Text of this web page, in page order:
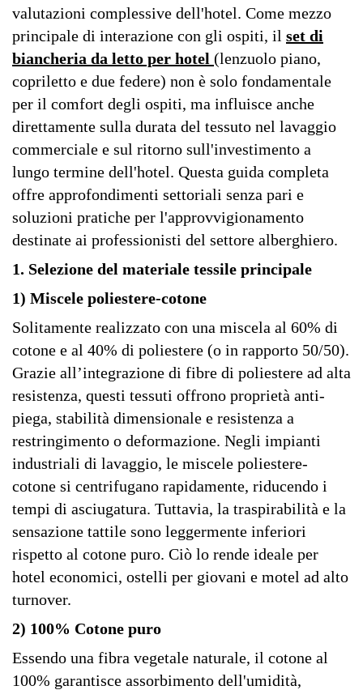
valutazioni complessive dell'hotel. Come mezzo
principale di interazione con gli ospiti, il set di
biancheria da letto per hotel (lenzuolo piano,
copriletto e due federe) non è solo fondamentale
per il comfort degli ospiti, ma influisce anche
direttamente sulla durata del tessuto nel lavaggio
commerciale e sul ritorno sull'investimento a
lungo termine dell'hotel. Questa guida completa
offre approfondimenti settoriali senza pari e
soluzioni pratiche per l'approvvigionamento
destinate ai professionisti del settore alberghiero.
1. Selezione del materiale tessile principale
1) Miscele poliestere-cotone
Solitamente realizzato con una miscela al 60% di
cotone e al 40% di poliestere (o in rapporto 50/50).
Grazie all’integrazione di fibre di poliestere ad alta
resistenza, questi tessuti offrono proprietà anti-
piega, stabilità dimensionale e resistenza a
restringimento o deformazione. Negli impianti
industriali di lavaggio, le miscele poliestere-
cotone si centrifugano rapidamente, riducendo i
tempi di asciugatura. Tuttavia, la traspirabilità e la
sensazione tattile sono leggermente inferiori
rispetto al cotone puro. Ciò lo rende ideale per
hotel economici, ostelli per giovani e motel ad alto
turnover.
2) 100% Cotone puro
Essendo una fibra vegetale naturale, il cotone al
100% garantisce assorbimento dell'umidità,